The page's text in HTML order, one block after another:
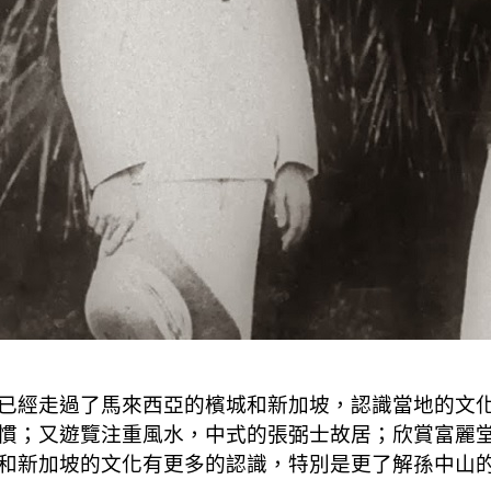
經走過了馬來西亞的檳城和新加坡，認識當地的
；又遊覽注重風水，中式的張弼士故居；欣賞富
新加坡的文化有更多的認識，特別是更了解孫中山